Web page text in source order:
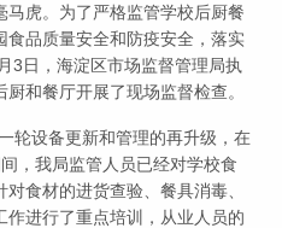
虎。为了严格监管学校后厨餐
品质量安全和防疫安全，落实
3日，海淀区市场监督管理局执
和餐厅开展了现场监督检查。
轮设备更新和管理的再升级，在
，我局监管人员已经对学校食
食材的进货查验、餐具消毒、
进行了重点培训，从业人员的